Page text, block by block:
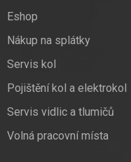
Eshop
Nákup na splátky
Servis kol
Pojištění kol a elektrokol
Servis vidlic a tlumičů
Volná pracovní místa